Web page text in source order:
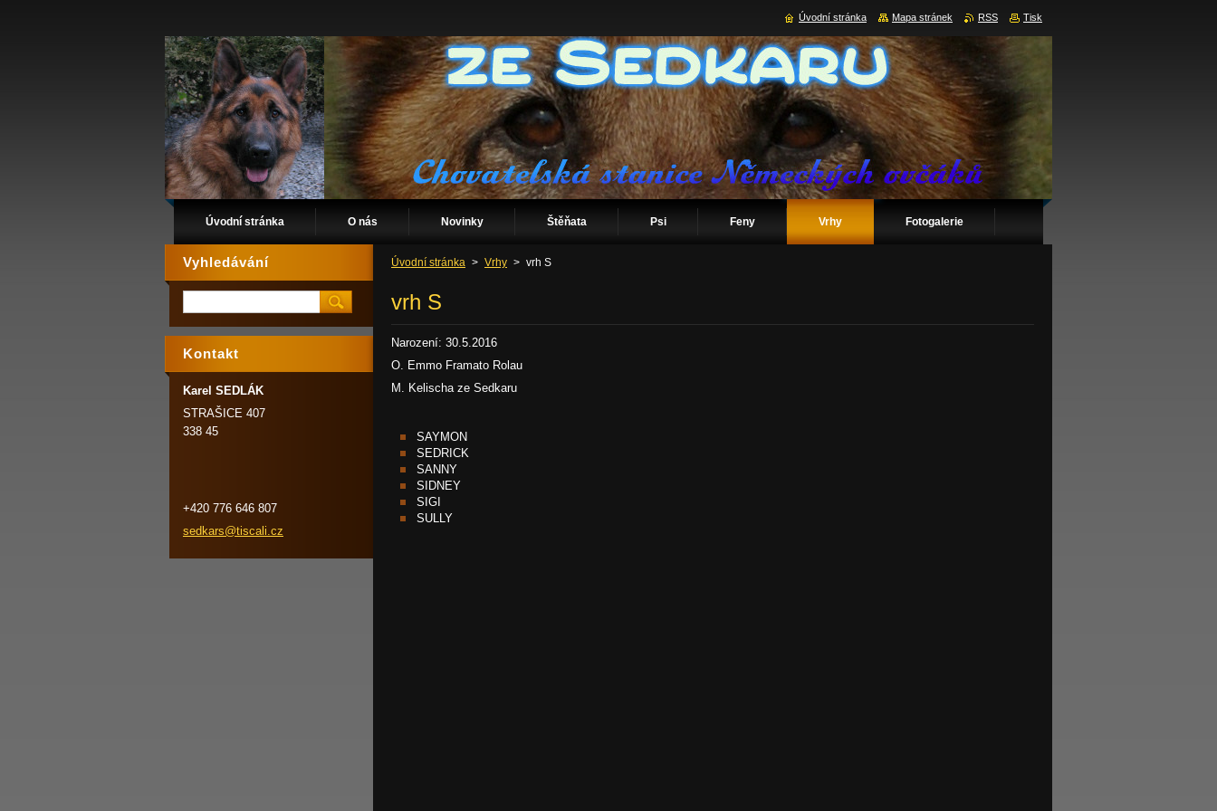
Úvodní stránka O nás Novinky Štěňata Psi Feny Vrhy Fotogalerie
Úvodní stránka > Vrhy > vrh S
vrh S
Narození: 30.5.2016
O. Emmo Framato Rolau
M. Kelischa ze Sedkaru
SAYMON
SEDRICK
SANNY
SIDNEY
SIGI
SULLY
Vyhledávání
Kontakt
Karel SEDLÁK
STRAŠICE 407
338 45
+420 776 646 807
sedkars@tiscali.cz
Úvodní stránka Mapa stránek RSS Tisk